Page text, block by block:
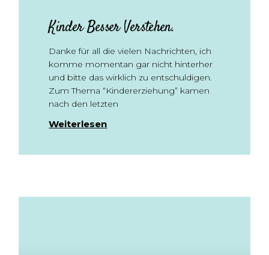
Kinder Besser Verstehen.
Danke für all die vielen Nachrichten, ich
komme momentan gar nicht hinterher
und bitte das wirklich zu entschuldigen.
Zum Thema “Kindererziehung” kamen
nach den letzten
Weiterlesen